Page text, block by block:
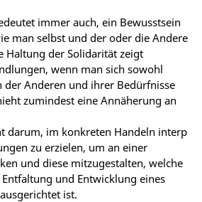
immer auch, ein Bewusstsein
man selbst und der oder die Andere
Haltung der Solidarität zeigt
wenn man sich sowohl
der Anderen und ihrer Bedürfnisse
zumindest eine Annäherung an
darum, im konkreten Handeln
zu erzielen, um an einer
und diese mitzugestalten, welche
und Entwicklung eines
ist.